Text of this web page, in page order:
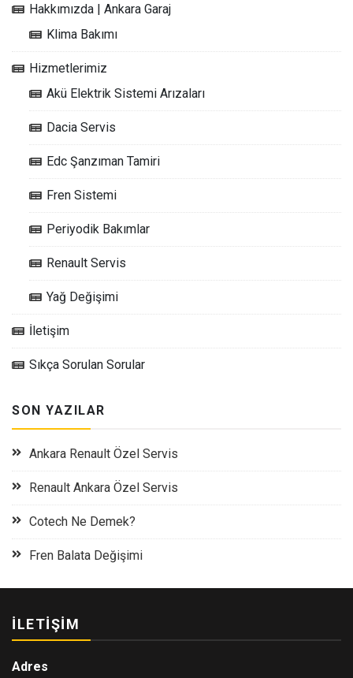
Hakkımızda | Ankara Garaj
Klima Bakımı
Hizmetlerimiz
Akü Elektrik Sistemi Arızaları
Dacia Servis
Edc Şanzıman Tamiri
Fren Sistemi
Periyodik Bakımlar
Renault Servis
Yağ Değişimi
İletişim
Sıkça Sorulan Sorular
SON YAZILAR
Ankara Renault Özel Servis
Renault Ankara Özel Servis
Cotech Ne Demek?
Fren Balata Değişimi
İLETIŞIM
Adres